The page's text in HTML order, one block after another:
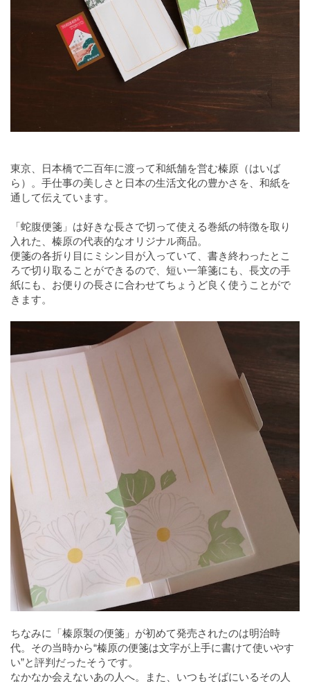
東京、日本橋で二百年に渡って和紙舗を営む榛原（はいば
ら）。手仕事の美しさと日本の生活文化の豊かさを、和紙を
通して伝えています。
「蛇腹便箋」は好きな長さで切って使える巻紙の特徴を取り
入れた、榛原の代表的なオリジナル商品。
便箋の各折り目にミシン目が入っていて、書き終わったとこ
ろで切り取ることができるので、短い一筆箋にも、長文の手
紙にも、お便りの長さに合わせてちょうど良く使うことがで
きます。
ちなみに「榛原製の便箋」が初めて発売されたのは明治時
代。その当時から“榛原の便箋は文字が上手に書けて使いやす
い”と評判だったそうです。
なかなか会えないあの人へ。また、いつもそばにいるその人